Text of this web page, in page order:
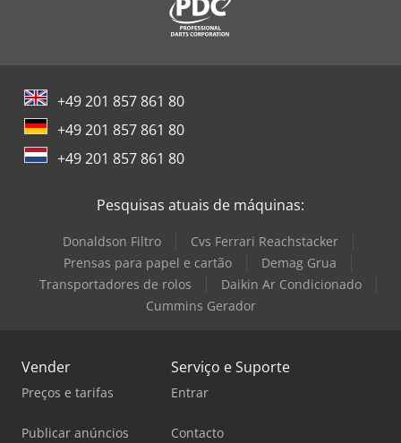
+49 201 857 861 80
+49 201 857 861 80
+49 201 857 861 80
Pesquisas atuais de máquinas:
Donaldson Filtro
Cvs Ferrari Reachstacker
Prensas para papel e cartão
Demag Grua
Transportadores de rolos
Daikin Ar Condicionado
Cummins Gerador
Vender
Preços e tarifas
Publicar anúncios
Serviço e Suporte
Entrar
Contacto